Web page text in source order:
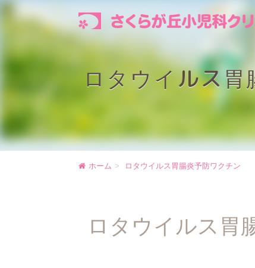
ロタウイルス胃
ホーム ロタウイルス胃腸炎予防ワクチン
ロタウイルス胃